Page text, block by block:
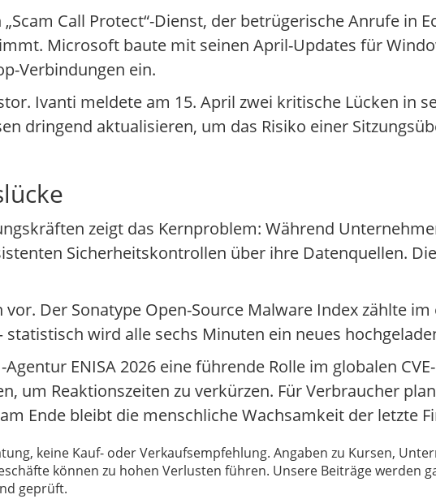
Call Protect“-Dienst, der betrügerische Anrufe in
Microsoft baute mit seinen April-Updates für
Verbindungen ein.
Ivanti meldete am 15. April zwei kritische Lücken in
dringend aktualisieren, um das Risiko einer
zeigt das Kernproblem: Während
Sicherheitskontrollen über ihre Datenquellen.
Der Sonatype Open-Source Malware Index zählte
wird alle sechs Minuten ein neues
ENISA 2026 eine führende Rolle im globalen
um Reaktionszeiten zu verkürzen. Für Verbraucher
Ende bleibt die menschliche Wachsamkeit der letzte
keine Kauf- oder Verkaufsempfehlung. Angaben zu Kursen,
können zu hohen Verlusten führen. Unsere Beiträge werden
geprüft.